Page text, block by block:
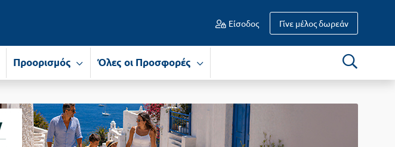
Είσοδος Γίνε μέλος δωρεάν
Προορισμός Όλες οι Προσφορές